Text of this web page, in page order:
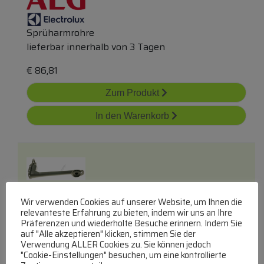
Sprüharmrohre
lieferbar innerhalb von 3 Tagen
€ 86,81
Zum Produkt
In den Warenkorb
228210000854 Zulaufrohr Sprüharmoben
GALANZ
Sprüharmrohre
Wir verwenden Cookies auf unserer Website, um Ihnen die
relevanteste Erfahrung zu bieten, indem wir uns an Ihre
Präferenzen und wiederholte Besuche erinnern. Indem Sie
auf "Alle akzeptieren" klicken, stimmen Sie der
Verwendung ALLER Cookies zu. Sie können jedoch
"Cookie-Einstellungen" besuchen, um eine kontrollierte